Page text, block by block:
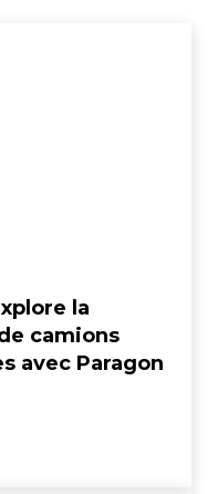
la
camions
avec Paragon